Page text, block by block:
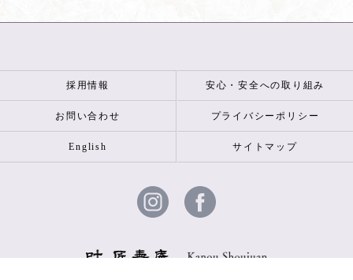
採用情報 安心・安全への取り組み
お問い合わせ プライバシーポリシー
English サイトマップ